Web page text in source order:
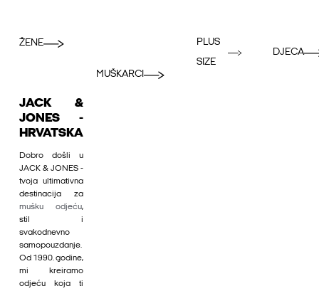
ŽENE
MUŠKARCI
PLUS
SIZE
DJECA
JACK &
JONES -
HRVATSKA
Dobro došli u
JACK & JONES -
tvoja ultimativna
destinacija za
mušku odjeću,
stil i
svakodnevno
samopouzdanje.
Od 1990. godine,
mi kreiramo
odjeću koja ti